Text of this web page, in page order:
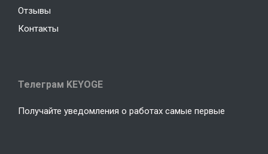
Отзывы
Контакты
Телеграм KEYOGE
Получайте уведомления о работах самые первые